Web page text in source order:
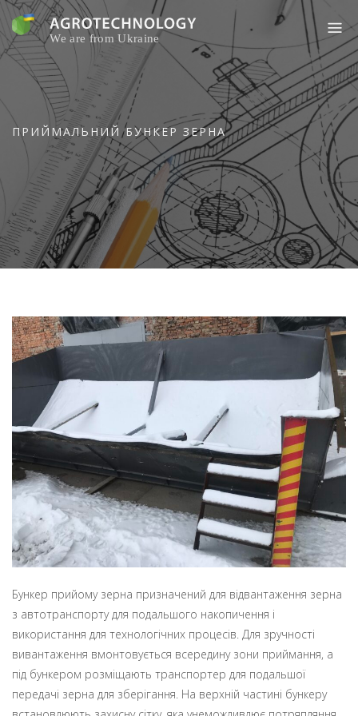
Skip
content
ПРИЙМАЛЬНИЙ БУНКЕР ЗЕРНА
Бункер прийому зерна призначений для відвантаження зерна
з автотранспорту для подальшого накопичення і
використання для технологічних процесів. Для зручності
вивантаження вмонтовується всередину зони приймання, а
під бункером розміщають транспортер для подальшої
передачі зерна для зберігання. На верхній частині бункеру